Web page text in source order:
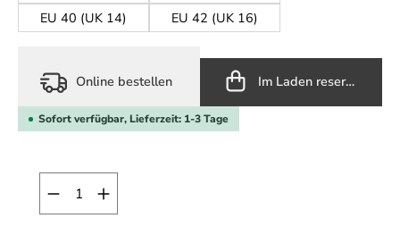
EU 40 (UK 14)
EU 42 (UK 16)
Online bestellen Im Laden reservieren
Sofort verfügbar, Lieferzeit: 1-3 Tage
Produkt Anzahl: Gib den gewünschten Wert